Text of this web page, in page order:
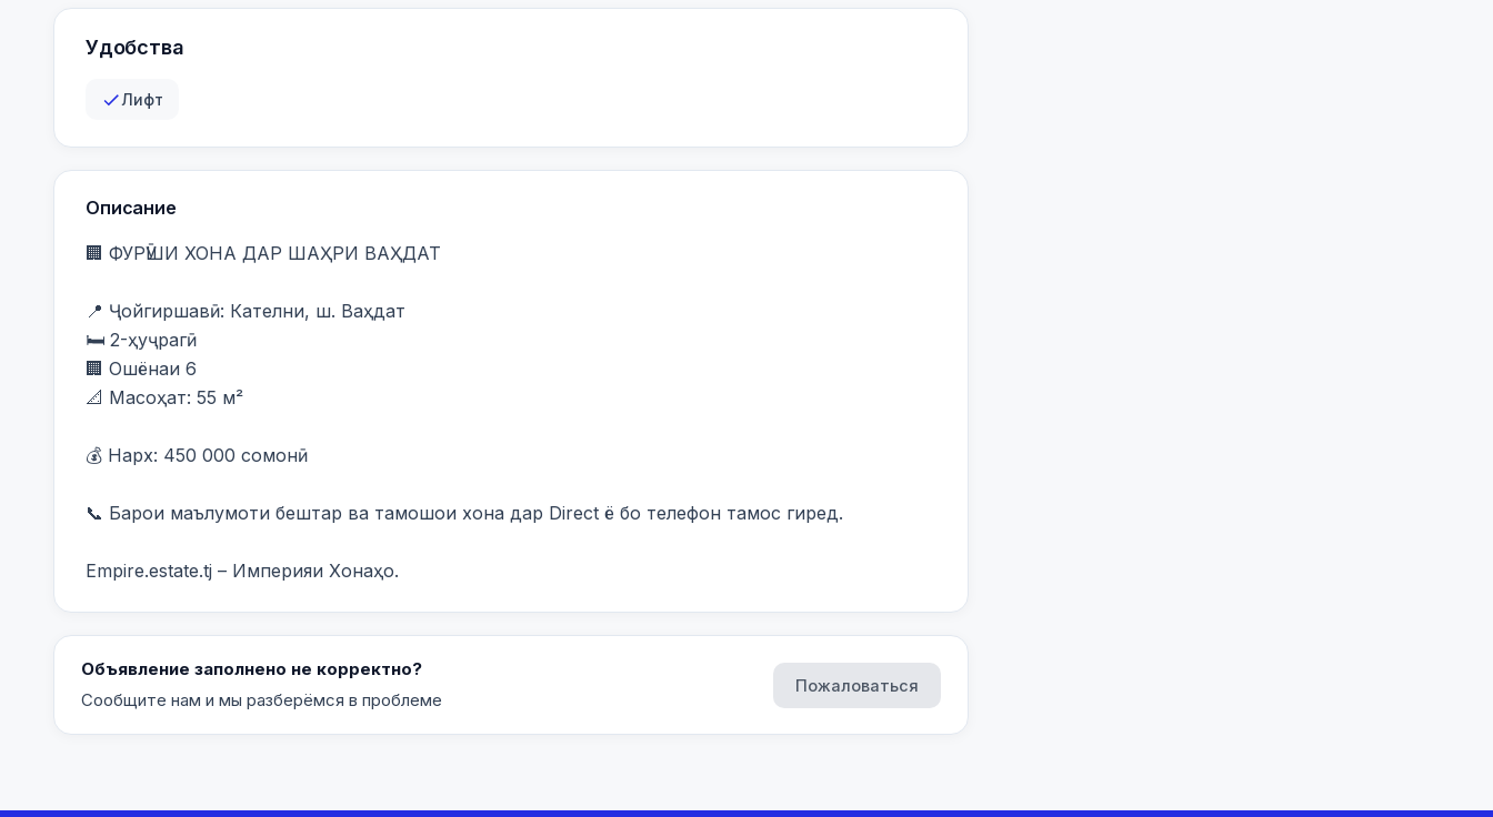
Удобства
Лифт
Описание
🏢 ФУРӮШИ ХОНА ДАР ШАҲРИ ВАҲДАТ
📍 Ҷойгиршавӣ: Кателни, ш. Ваҳдат
🛏️ 2-ҳуҷрагӣ
🏢 Ошёнаи 6
📐 Масоҳат: 55 м²
💰 Нарх: 450 000 сомонӣ
📞 Барои маълумоти бештар ва тамошои хона дар Direct ё бо телефон тамос гиред.
Empire.estate.tj – Империяи Хонаҳо.
Объявление заполнено не корректно?
Сообщите нам и мы разберёмся в проблеме
Пожаловаться